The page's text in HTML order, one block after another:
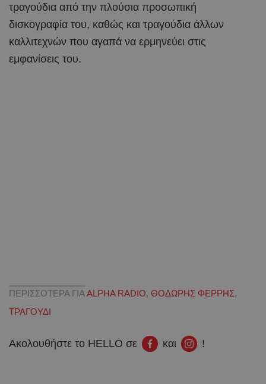
τραγούδια από την πλούσια προσωπική
δισκογραφία του, καθώς και τραγούδια άλλων
καλλιτεχνών που αγαπά να ερμηνεύει στις
εμφανίσεις του.
ΠΕΡΙΣΣΟΤΕΡΑ ΓΙΑ ALPHA RADIO, ΘΟΔΩΡΗΣ ΦΕΡΡΗΣ,
ΤΡΑΓΟΥΔΙ
Ακολουθήστε το HELLO σε και !